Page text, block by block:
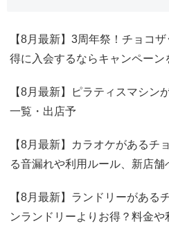
【8月最新】3周年祭！チョコ
得に入会するならキャンペーン
【8月最新】ピラティスマシン
一覧・出店予
【8月最新】カラオケがあるチ
る音漏れや利用ルール、新店舗
【8月最新】ランドリーがある
ンランドリーよりお得？料金や